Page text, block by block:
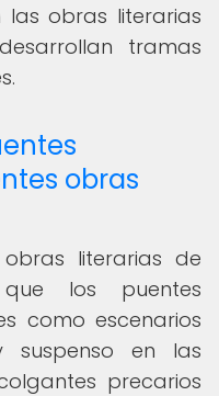
las obras literarias
tramas
obras
literarias de
los puentes
como escenarios
suspenso en las
precarios